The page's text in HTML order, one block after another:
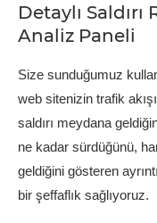
Detaylı
Analiz Paneli
Size sunduğumuz
web sitenizin trafik
saldırı meydana
ne kadar sürdüğünü,
geldiğini gösteren
bir şeffaflık sağlıyoruz.